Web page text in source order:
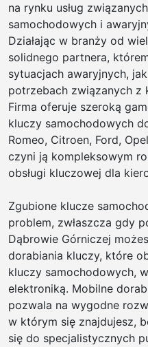
na rynku usług
samochodowych i
Działając w branży od
solidnego partnera,
sytuacjach awaryjnych,
potrzebach związanych z
Firma oferuje szeroką
kluczy samochodowych
Romeo, Citroen, Ford,
czyni ją kompleksowym
obsługi kluczowej dla
Zgubione klucze
problem, zwłaszcza gdy
Dąbrowie Górniczej
dorabiania kluczy, które
kluczy samochodowych,
elektroniką. Mobilne
pozwala na wygodne
w którym się znajdujesz,
się do specjalistycznych